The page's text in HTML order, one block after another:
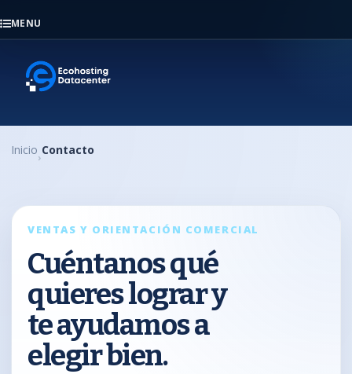
MENU
Inicio Contacto
VENTAS Y ORIENTACIÓN COMERCIAL
Cuéntanos qué
quieres lograr y
te ayudamos a
elegir bien.